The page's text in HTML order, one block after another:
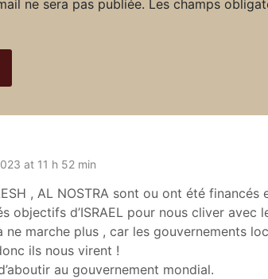
at 11 h 52 min
, AL NOSTRA sont ou ont été
objectifs d’ISRAEL pour nous cliver
ne marche plus , car les gouvernements
ils nous virent !
au gouvernement mondial.
ne sera pas publiée. Les champs
i